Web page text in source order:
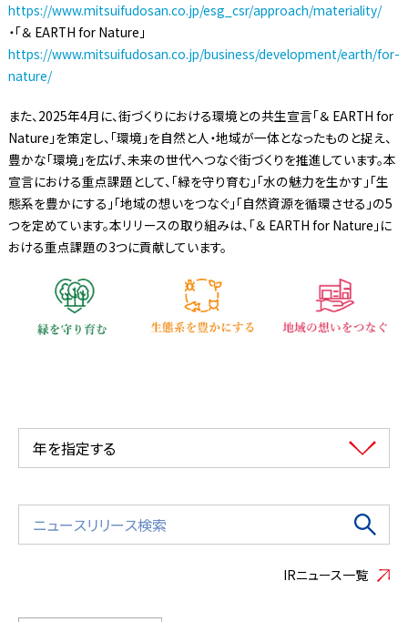
https://www.mitsuifudosan.co.jp/esg_csr/approach/materiality/
・「＆ EARTH for Nature」
https://www.mitsuifudosan.co.jp/business/development/earth/for-
nature/
また、2025年4月に、街づくりにおける環境との共生宣言「＆ EARTH for
Nature」を策定し、「環境」を自然と人・地域が一体となったものと捉え、
豊かな「環境」を広げ、未来の世代へつなぐ街づくりを推進しています。本
宣言における重点課題として、「緑を守り育む」「水の魅力を生かす」「生
態系を豊かにする」「地域の想いをつなぐ」「自然資源を循環させる」の5
つを定めています。本リリースの取り組みは、「＆ EARTH for Nature」に
おける重点課題の3つに貢献しています。
年を指定する
IRニュース一覧